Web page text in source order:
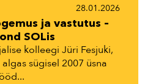
28.01.2026
ja vastutus –
SOLis
kolleegi Jüri Fesjuki,
sügisel 2007 üsna